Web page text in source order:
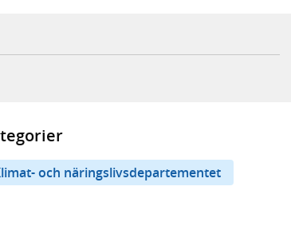
extern webbplats,
din e-postklient,
och näringslivsdepartementet